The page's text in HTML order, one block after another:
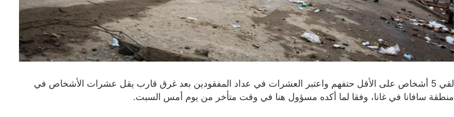
لقي 5 أشخاص على الأقل حتفهم واعتبر العشرات في عداد المفقودين بعد غرق قارب يقل عشرات الأشخاص في
منطقة سافانا في غانا، وفقا لما أكده مسؤول هنا في وقت متأخر من يوم أمس السبت.